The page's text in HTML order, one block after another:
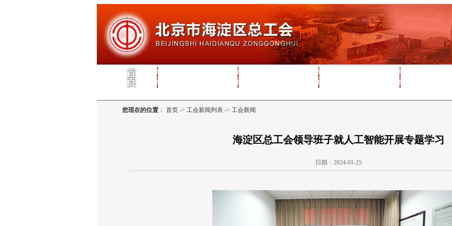
您现在的位置 ： 首页 -> 工会新闻列表 -> 工会新闻
海淀区总工会领导班子就人工智能开展专题学习
日期：2024-01-25